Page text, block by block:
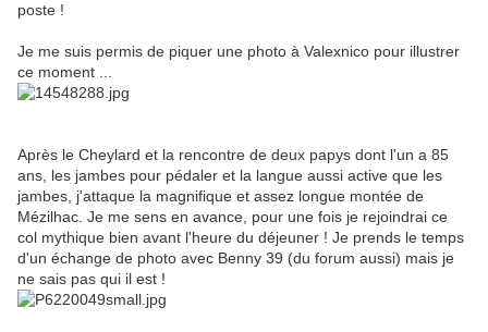
poste !
Je me suis permis de piquer une photo à Valexnico pour illustrer
ce moment ...
Après le Cheylard et la rencontre de deux papys dont l'un a 85
ans, les jambes pour pédaler et la langue aussi active que les
jambes, j'attaque la magnifique et assez longue montée de
Mézilhac. Je me sens en avance, pour une fois je rejoindrai ce
col mythique bien avant l'heure du déjeuner ! Je prends le temps
d'un échange de photo avec Benny 39 (du forum aussi) mais je
ne sais pas qui il est !